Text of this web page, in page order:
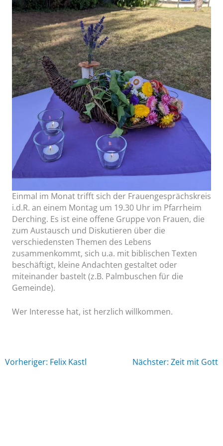
Einmal im Monat trifft sich der Frauengesprächskreis
i.d.R. an einem Montag um 19.30 Uhr im Pfarrheim
Derching. Es ist eine offene Gruppe von Frauen, die
zum Austausch und Diskutieren über die
verschiedensten Themen des Lebens
zusammenkommt, sich u.a. mit biblischen Texten
beschäftigt, kleine Andachten gestaltet oder
miteinander bastelt (z.B. Palmbuschen für die
Gemeinde).
Wer Interesse hat, ist herzlich willkommen.
Vorheriger: Felix Kastl Nächster: Zeit mit Gott